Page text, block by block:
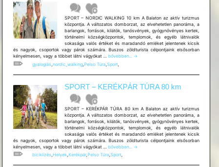
SPORT – NORDIC WALKING 10 km A Balaton az aktív turizmus
központja. A változatos domborzat, az elvehetetlen panoráma, a
barlangok, források, kilátók, tanösvények, gyógynövényes kertek,
történelmi községközpontok, templomok, és egyéb látnivalók
sokasága valós értéket és maradandó emléket jelentenek kicsik
és nagyok, csoportok vagy párok számára. Buszos zöldturista célpontjaink elsősorban
kényelmesen, vagy a többet látni vágyókat … SPORT
–
NORDIC
WALKING
km
bővebben... →
gyaloglás, nordic_walking, Pelso Túra, Sport,
SPORT – KERÉKPÁR TÚRA 80 km
SPORT – KERÉKPÁR TÚRA 80 km A Balaton az aktív turizmus
központja. A változatos domborzat, az elvehetetlen panoráma, a
barlangok, források, kilátók, tanösvények, gyógynövényes kertek,
történelmi községközpontok, templomok, és egyéb látnivalók
sokasága valós értéket és maradandó emléket jelentenek kicsik
és nagyok, csoportok vagy párok számára. Buszos zöldturista célpontjaink elsősorban
kényelmesen, vagy a többet látni vágyókat … SPORT
KERÉKPÁR
TÚRA
bővebben...
→
biciklizés,Helyek,Kerékpár,Pelso Túra,Sport,